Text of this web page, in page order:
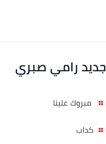
جديد رامي صبري
مبروك علينا
كداب